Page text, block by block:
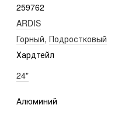
259762
ARDIS
Горный, Подростковый
Хардтейл
24"
Алюминий